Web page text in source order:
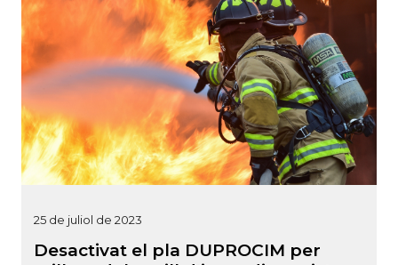
25 de juliol de 2023
Desactivat el pla DUPROCIM per